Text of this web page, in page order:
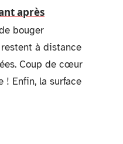
après
bouger
à distance
Coup de cœur
! Enfin, la surface